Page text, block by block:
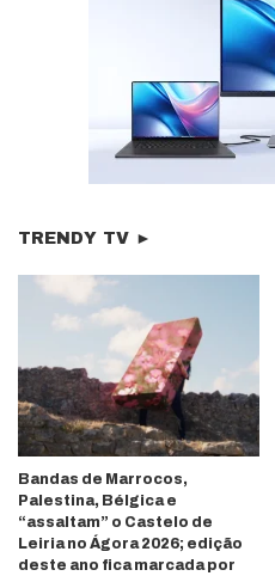
TRENDY TV ►
Bandas de Marrocos,
Palestina, Bélgica e
“assaltam” o Castelo de
Leiria no Ágora 2026; edição
deste ano fica marcada por